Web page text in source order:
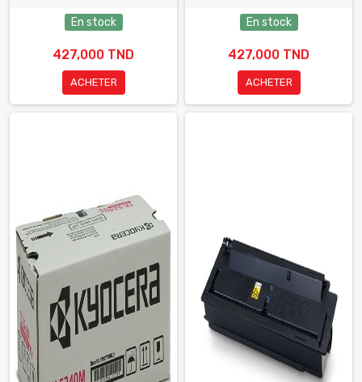
En stock
427,000 TND
ACHETER
En stock
427,000 TND
ACHETER